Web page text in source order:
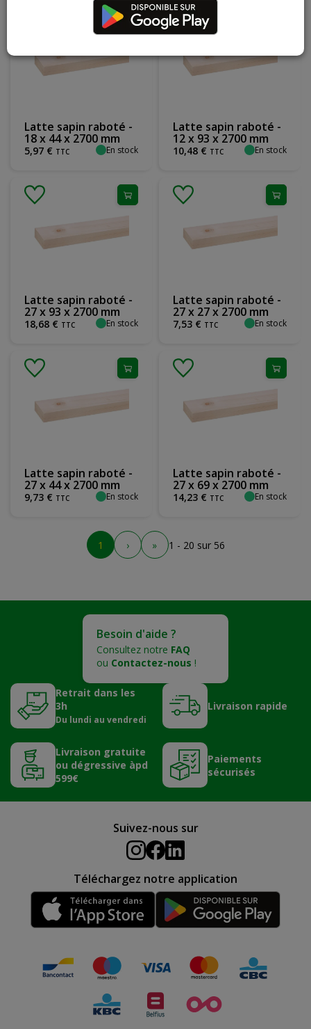
Latte sapin raboté -
18 x 44 x 2700 mm
5,97 € TTC En stock
Latte sapin raboté -
12 x 93 x 2700 mm
10,48 € TTC En stock
Latte sapin raboté -
27 x 93 x 2700 mm
18,68 € TTC En stock
Latte sapin raboté -
27 x 27 x 2700 mm
7,53 € TTC En stock
Latte sapin raboté -
27 x 44 x 2700 mm
9,73 € TTC En stock
Latte sapin raboté -
27 x 69 x 2700 mm
14,23 € TTC En stock
1 › » 1 - 20 sur 56
Besoin d'aide ?
Consultez notre FAQ
ou Contactez-nous !
Retrait dans les
3h
Du lundi au vendredi
Livraison rapide
Livraison gratuite
ou dégressive àpd
599€
Paiements
sécurisés
Suivez-nous sur
Téléchargez notre application